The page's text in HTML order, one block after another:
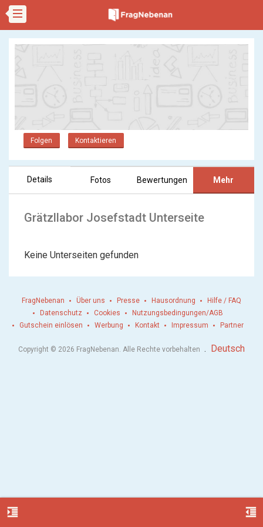
Folgen Kontaktieren
Details Fotos Bewertungen Mehr
Grätzllabor Josefstadt Unterseite
Keine Unterseiten gefunden
format_indent_increase format_indent_decrease
FragNebenan Über uns Presse Hausordnung
Hilfe / FAQ
Datenschutz
Cookies
Nutzungsbedingungen/AGB
Gutschein einlösen
Werbung Kontakt Impressum Partner
Copyright © 2026 FragNebenan. Alle Rechte vorbehalten . Deutsch